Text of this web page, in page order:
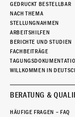
GEDRUCKT BESTELLBAR
NACH THEMA
STELLUNGNAHMEN
ARBEITSHILFEN
BERICHTE UND STUDIEN
FACHBEITRÄGE
WILLKOMMEN IN
BERATUNG &
HÄUFIGE FRAGEN – FAQ